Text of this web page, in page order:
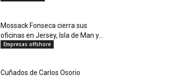
Mossack Fonseca cierra sus
oficinas en Jersey, Isla de Man y...
Empresas offshore
Cuñados de Carlos Osorio